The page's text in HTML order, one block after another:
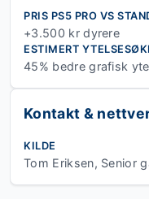
PRIS PS5 PRO VS
+3.500 kr dyrere
ESTIMERT
45% bedre grafisk
Kontakt &
KILDE
Tom Eriksen, Senior